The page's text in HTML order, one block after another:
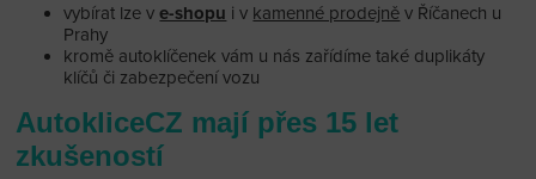
vybírat lze ve-shopu i v kamenné prodejně v Říčanech u
Prahy
kromě autoklíčenek vám u nás zařídíme také duplikáty
klíčů či zabezpečení vozu
AutokliceCZ mají přes 15 let
zkušeností